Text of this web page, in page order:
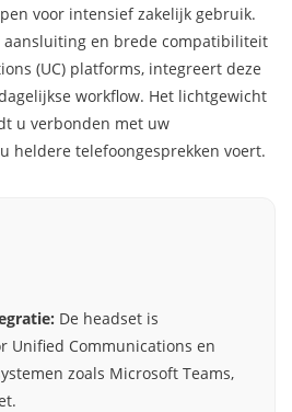
voor intensief zakelijk gebruik.
aansluiting en brede compatibiliteit
(UC) platforms, integreert deze
workflow. Het lichtgewicht
u verbonden met uw
heldere telefoongesprekken voert.
De headset is
Unified Communications en
zoals Microsoft Teams,